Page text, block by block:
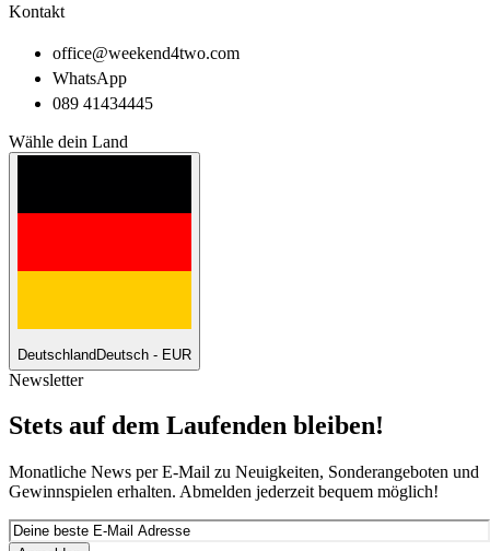
Kontakt
office@weekend4two.com
WhatsApp
089 41434445
Wähle dein Land
DeutschlandDeutsch - EUR
Newsletter
Stets auf dem Laufenden bleiben!
Monatliche News per E-Mail zu Neuigkeiten, Sonderangeboten und
Gewinnspielen erhalten. Abmelden jederzeit bequem möglich!